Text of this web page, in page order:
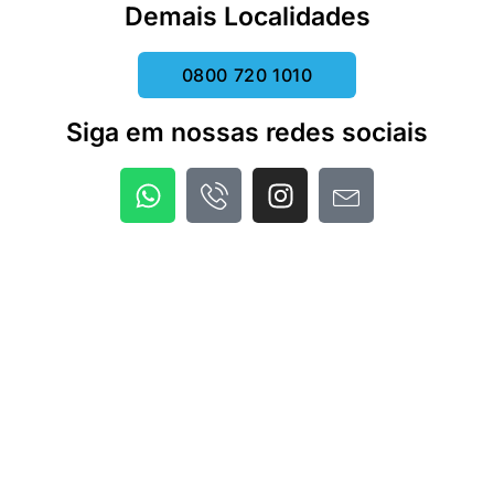
Demais Localidades
0800 720 1010
Siga em nossas redes sociais